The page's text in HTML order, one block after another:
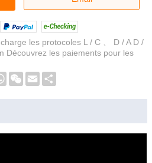
les protocoles L / C 、 D / A D /
Découvrez les paiements pour les
WhatsApp
WeChat
Email